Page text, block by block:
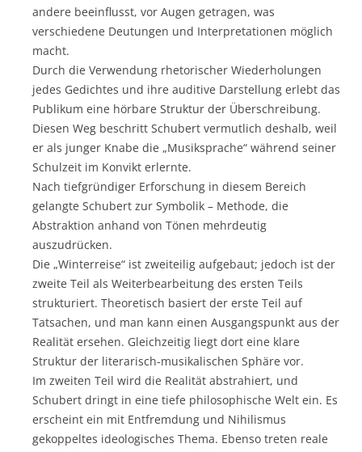
andere beeinflusst, vor Augen getragen, was
verschiedene Deutungen und Interpretationen möglich
macht.
Durch die Verwendung rhetorischer Wiederholungen
jedes Gedichtes und ihre auditive Darstellung erlebt das
Publikum eine hörbare Struktur der Überschreibung.
Diesen Weg beschritt Schubert vermutlich deshalb, weil
er als junger Knabe die „Musiksprache“ während seiner
Schulzeit im Konvikt erlernte.
Nach tiefgründiger Erforschung in diesem Bereich
gelangte Schubert zur Symbolik – Methode, die
Abstraktion anhand von Tönen mehrdeutig
auszudrücken.
Die „Winterreise“ ist zweiteilig aufgebaut; jedoch ist der
zweite Teil als Weiterbearbeitung des ersten Teils
strukturiert. Theoretisch basiert der erste Teil auf
Tatsachen, und man kann einen Ausgangspunkt aus der
Realität ersehen. Gleichzeitig liegt dort eine klare
Struktur der literarisch-musikalischen Sphäre vor.
Im zweiten Teil wird die Realität abstrahiert, und
Schubert dringt in eine tiefe philosophische Welt ein. Es
erscheint ein mit Entfremdung und Nihilismus
gekoppeltes ideologisches Thema. Ebenso treten reale